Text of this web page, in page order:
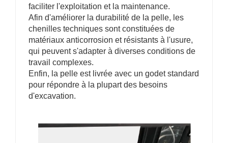
faciliter l'exploitation et la maintenance.
Afin d'améliorer la durabilité de la pelle, les
chenilles techniques sont constituées de
matériaux anticorrosion et résistants à l'usure,
qui peuvent s'adapter à diverses conditions de
travail complexes.
Enfin, la pelle est livrée avec un godet standard
pour répondre à la plupart des besoins
d'excavation.